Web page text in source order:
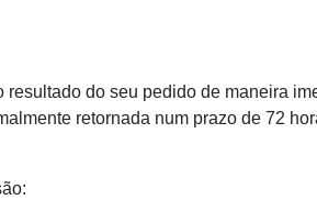
do seu pedido de maneira
retornada num prazo de 72